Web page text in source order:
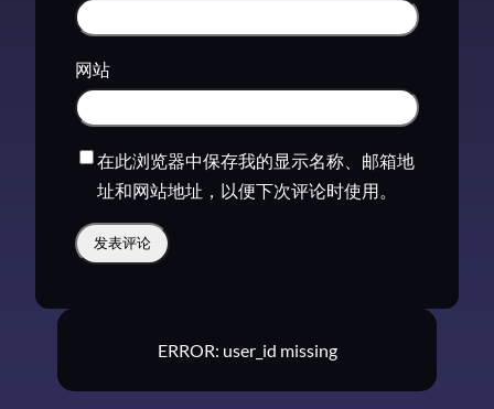
网站
在此浏览器中保存我的显示名称、邮箱地
址和网站地址，以便下次评论时使用。
ERROR: user_id missing